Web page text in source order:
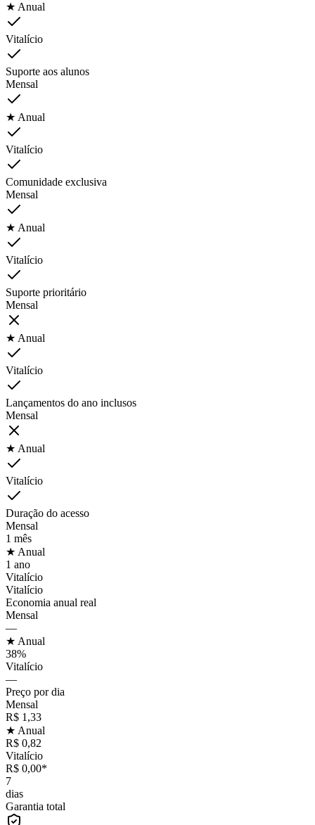
★ Anual
Vitalício
Suporte aos alunos
Mensal
★ Anual
Vitalício
Comunidade exclusiva
Mensal
★ Anual
Vitalício
Suporte prioritário
Mensal
★ Anual
Vitalício
Lançamentos do ano inclusos
Mensal
★ Anual
Vitalício
Duração do acesso
Mensal
1 mês
★ Anual
1 ano
Vitalício
Vitalício
Economia anual real
Mensal
—
★ Anual
38%
Vitalício
—
Preço por dia
Mensal
R$ 1,33
★ Anual
R$ 0,82
Vitalício
R$ 0,00*
7
dias
Garantia total